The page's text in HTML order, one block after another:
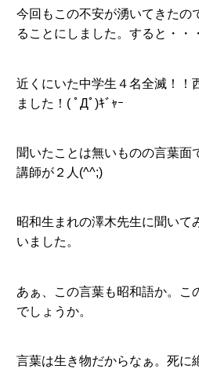
今回もこの不安が湧いてきたの
ることにしました。すると・・・
近くにいた中学生４名全滅！！
ました！( ﾟДﾟ)ｷﾞｬｰ
聞いたことは無いものの言葉面
講師が２人(^^;)
昭和生まれの澤木先生に聞いて
いました。
あぁ、この言葉も昭和語か。こ
でしょうか。
言葉は生き物だからなぁ。死に